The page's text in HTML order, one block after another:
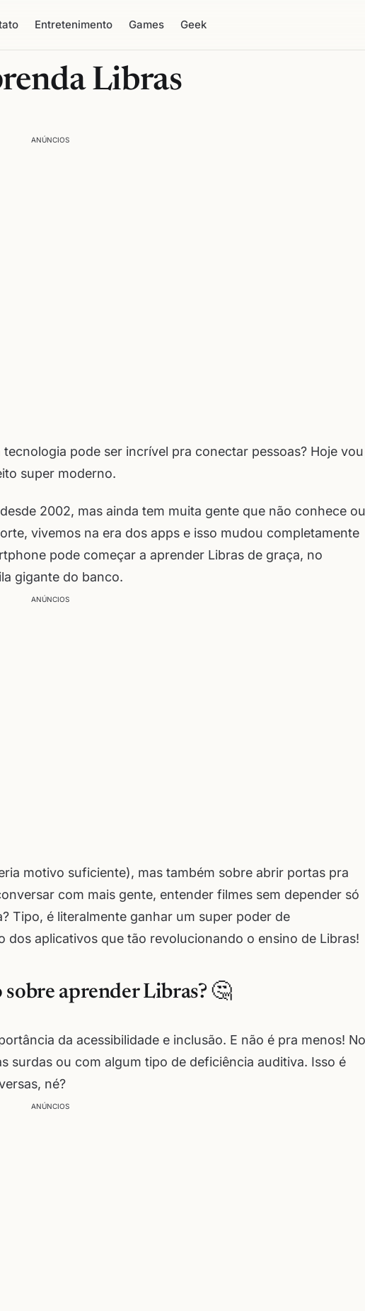
Entretenimento Games Geek
Libras
ANÚNCIOS
pode ser incrível pra conectar pessoas? Hoje vou
super moderno.
2002, mas ainda tem muita gente que não conhece ou
vivemos na era dos apps e isso mudou completamente
pode começar a aprender Libras de graça, no
gigante do banco.
ANÚNCIOS
motivo suficiente), mas também sobre abrir portas pra
com mais gente, entender filmes sem depender só
Tipo, é literalmente ganhar um super poder de
dos aplicativos que tão revolucionando o ensino de Libras!
aprender Libras? 🤔
da acessibilidade e inclusão. E não é pra menos! No
surdas ou com algum tipo de deficiência auditiva. Isso é
né?
ANÚNCIOS